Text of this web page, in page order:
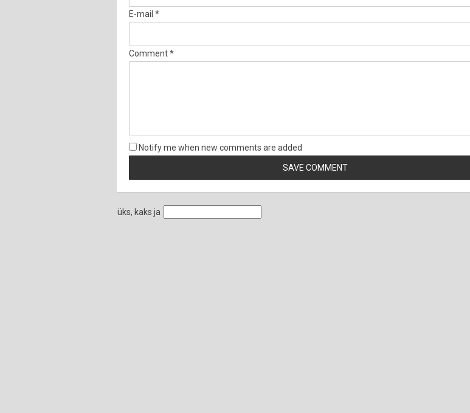
E-mail *
Comment *
Notify me when new comments are added
üks, kaks ja